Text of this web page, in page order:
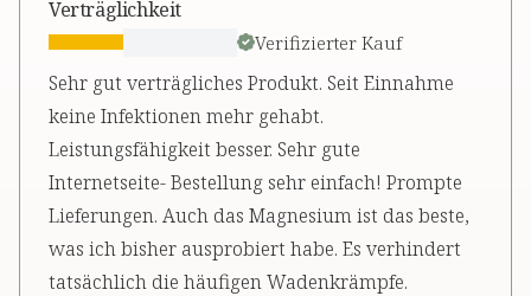
Verträglichkeit
Verifizierter Kauf
Sehr gut verträgliches Produkt. Seit Einnahme
keine Infektionen mehr gehabt.
Leistungsfähigkeit besser. Sehr gute
Internetseite- Bestellung sehr einfach! Prompte
Lieferungen. Auch das Magnesium ist das beste,
was ich bisher ausprobiert habe. Es verhindert
tatsächlich die häufigen Wadenkrämpfe.